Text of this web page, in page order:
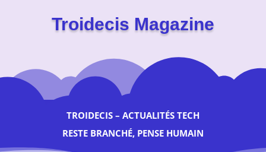
Troidecis Magazine
TROIDECIS – ACTUALITÉS TECH
RESTE BRANCHÉ, PENSE HUMAIN